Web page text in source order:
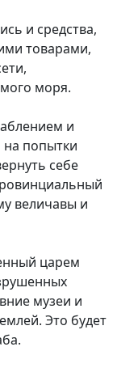
и средства,
товарами,
моря.
и
попытки
себе
величавы и
царем
музеи и
Это будет